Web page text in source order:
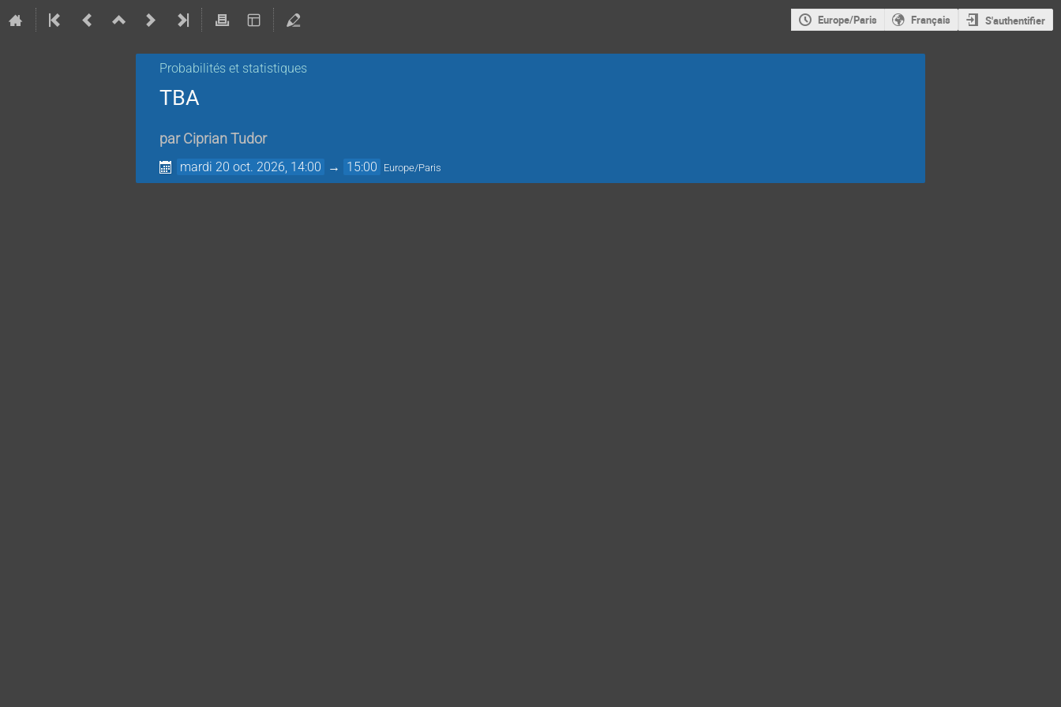
Europe/Paris Français S'authentifier
Probabilités et statistiques
TBA
par Ciprian Tudor
mardi 20 oct. 2026, 14:00 → 15:00 Europe/Paris